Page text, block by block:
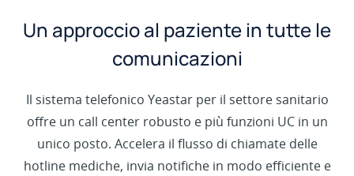
Un approccio al paziente in tutte le
comunicazioni
Il sistema telefonico Yeastar per il settore sanitario
offre un call center robusto e più funzioni UC in un
unico posto. Accelera il flusso di chiamate delle
hotline mediche, invia notifiche in modo efficiente e